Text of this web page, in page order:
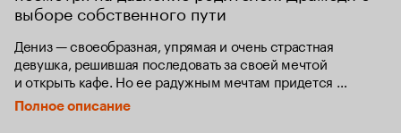
выборе собственного пути
Дениз — своеобразная, упрямая и очень страстная
девушка, решившая последовать за своей мечтой
и открыть кафе. Но ее радужным мечтам придется
столкнуться с жестокой реальностью.
Полное описание